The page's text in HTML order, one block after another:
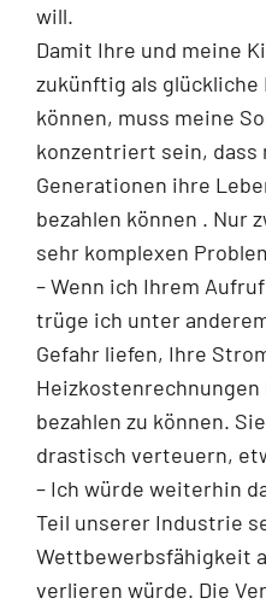
will.
Damit Ihre und meine
zukünftig als glückliche
können, muss meine
konzentriert sein, dass
Generationen ihre
bezahlen können . Nur
sehr komplexen
– Wenn ich Ihrem
trüge ich unter
Gefahr liefen, Ihre
bezahlen zu können.
drastisch verteuern,
– Ich würde weiterhin
Teil unserer Industrie
Wettbewerbsfähigkeit
verlieren würde. Die